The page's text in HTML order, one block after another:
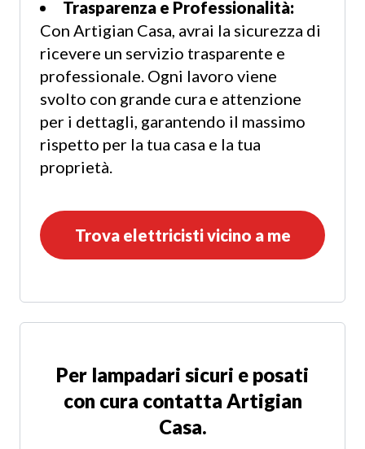
Trasparenza e Professionalità:
Con Artigian Casa, avrai la sicurezza di
ricevere un servizio trasparente e
professionale. Ogni lavoro viene
svolto con grande cura e attenzione
per i dettagli, garantendo il massimo
rispetto per la tua casa e la tua
proprietà.
Trova elettricisti vicino a me
Per lampadari sicuri e posati
con cura contatta Artigian
Casa.